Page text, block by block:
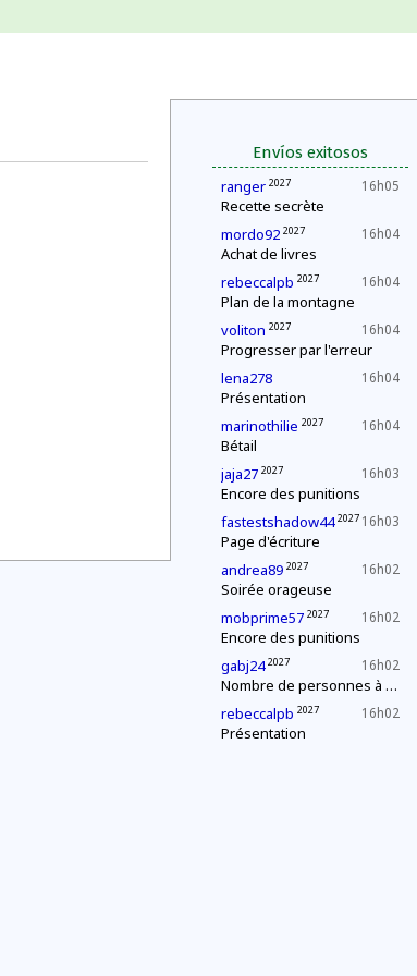
Envíos exitosos
16h05
ranger 2027
Recette secrète
16h04
mordo92 2027
Achat de livres
16h04
rebeccalpb 2027
Plan de la montagne
16h04
voliton 2027
Progresser par l'erreur
16h04
lena278
Présentation
16h04
marinothilie 2027
Bétail
16h03
jaja27 2027
Encore des punitions
16h03
fastestshadow44 2027
Page d'écriture
16h02
andrea89 2027
Soirée orageuse
16h02
mobprime57 2027
Encore des punitions
16h02
gabj24 2027
Nombre de personnes à la fête
16h02
rebeccalpb 2027
Présentation